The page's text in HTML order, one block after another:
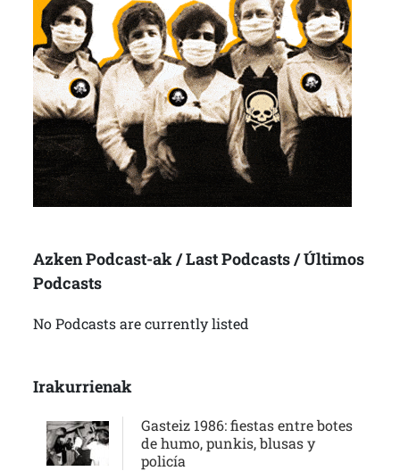
Azken Podcast-ak / Last Podcasts / Últimos
Podcasts
No Podcasts are currently listed
Irakurrienak
Gasteiz 1986: fiestas entre botes
de humo, punkis, blusas y
policía